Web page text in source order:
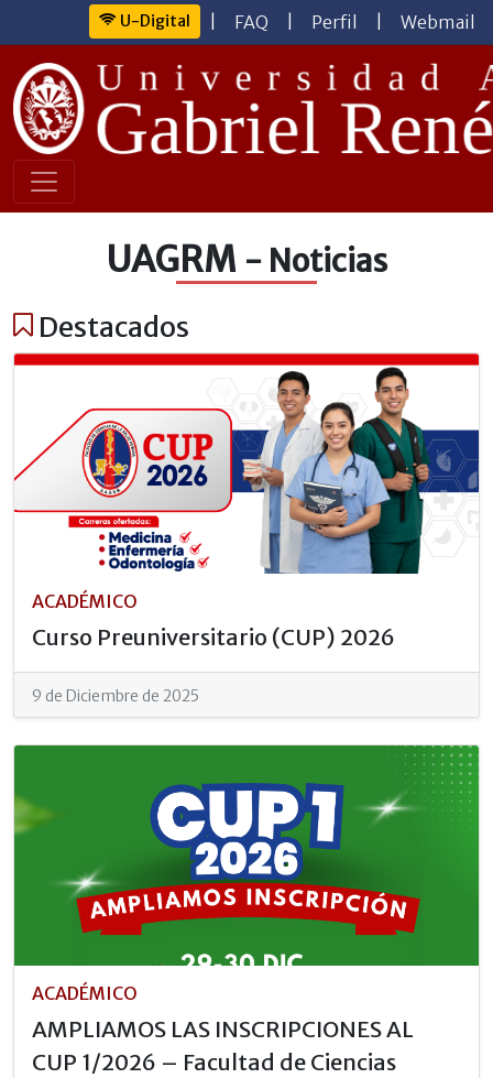
U-Digital FAQ Perfil Webmail
UAGRM - Noticias
Destacados
ACADÉMICO
Curso Preuniversitario (CUP) 2026
9 de Diciembre de 2025
ACADÉMICO
AMPLIAMOS LAS INSCRIPCIONES AL
CUP 1/2026 – Facultad de Ciencias